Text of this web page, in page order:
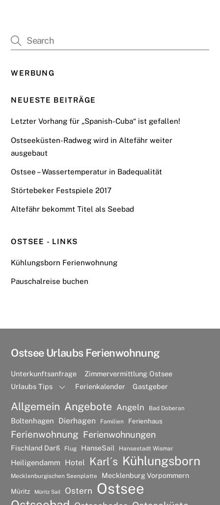
WERBUNG
NEUESTE BEITRÄGE
Letzter Vorhang für „Spanish-Cuba“ ist gefallen!
Ostseeküsten-Radweg wird in Altefähr weiter
ausgebaut
Ostsee – Wassertemperatur in Badequalität
Störtebeker Festspiele 2017
Altefähr bekommt Titel als Seebad
OSTSEE - LINKS
Kühlungsborn Ferienwohnung
Pauschalreise buchen
Ostsee Urlaubs Ferienwohnung
Unterkunftsanfrage
Zimmervermittlung Ostsee
Urlaubs Tips
Ferienkalender Gastgeber
Allgemein Angebote Angeln Bad Doberan
Boltenhagen Dierhagen Familien Ferienhaus
Ferienwohnung Ferienwohnungen
Fischland Darß Flug HanseSail Hansestadt Wismar
Heiligendamm Hotel Karl´s Kühlungsborn
Mecklenburgischen Seenplatte Mecklenburg Vorpommern
Müritz Müritz Sail Ostern Ostsee